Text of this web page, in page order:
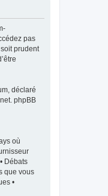
pas
prudent
déclaré
phpBB
où
Débats
que vous
•